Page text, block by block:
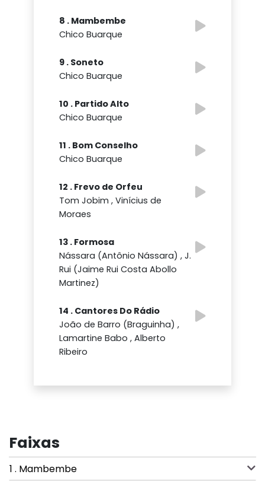
8 . Mambembe
Chico Buarque
9 . Soneto
Chico Buarque
10 . Partido Alto
Chico Buarque
11 . Bom Conselho
Chico Buarque
12 . Frevo de Orfeu
Tom Jobim , Vinícius de
Moraes
13 . Formosa
Nássara (Antônio Nássara) , J.
Rui (Jaime Rui Costa Abollo
Martinez)
14 . Cantores Do Rádio
João de Barro (Braguinha) ,
Lamartine Babo , Alberto
Ribeiro
Faixas
1 . Mambembe